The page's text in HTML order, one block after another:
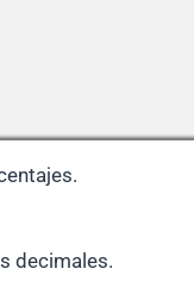
decimales.